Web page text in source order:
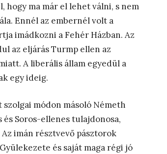
hogy ma már el lehet válni, s nem
Ennél az embernél volt a
imádkozni a Fehér Házban. Az
az eljárás Turmp ellen az
A liberális állam egyedül a
egy ideig.
módon másoló Németh
Soros-ellenes tulajdonosa,
Az imán résztvevő pásztorok
és saját maga régi jó